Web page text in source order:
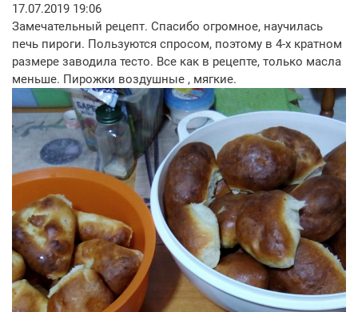
17.07.2019 19:06
Замечательный рецепт. Спасибо огромное, научилась
печь пироги. Пользуются спросом, поэтому в 4-х кратном
размере заводила тесто. Все как в рецепте, только масла
меньше. Пирожки воздушные , мягкие.